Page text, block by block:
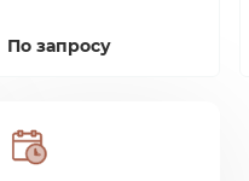
По запросу